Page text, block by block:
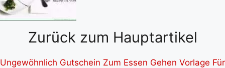
Zurück zum Hauptartikel
Ungewöhnlich Gutschein Zum Essen Gehen Vorlage Für